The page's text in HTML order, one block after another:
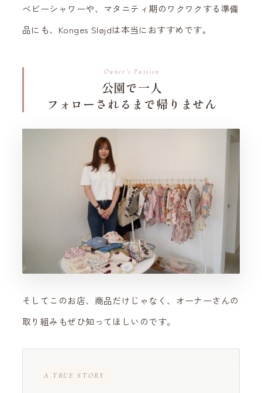
ベビーシャワーや、マタニティ期のワクワクする準備
品にも、Konges Sløjdは本当におすすめです。
Owner's Passion
公園で一人
フォローされるまで帰りません
そしてこのお店、商品だけじゃなく、オーナーさんの
取り組みもぜひ知ってほしいのです。
A TRUE STORY